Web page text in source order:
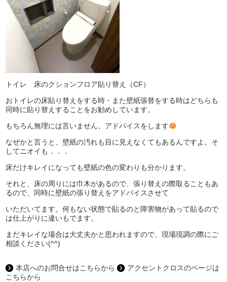
トイレ 床のクションフロア貼り替え（CF）
おトイレの床貼り替えをする時・また壁紙張替をする時はどちらも
同時に貼り替えすることをお勧めしています。
もちろん無理には言いません、アドバイスをします
なぜかと言うと、壁紙の汚れも目に見えなくてもあるんですよ。そ
してニオイも．．．
床だけキレイになっても壁紙の色の変わりも分かります。
それと、床の周りには巾木があるので、張り替えの際取ることもあ
るので、同時に壁紙の張り替えをアドバイスさせて
いただいてます。何もない状態で貼るのと障害物があって貼るので
は仕上がりに違いもでます。
まだキレイな場合は大丈夫かと思われますので、現場現調の際にご
相談ください(^^)
本店へのお問合せはこちらから
アクセントクロスのページは
こちらから